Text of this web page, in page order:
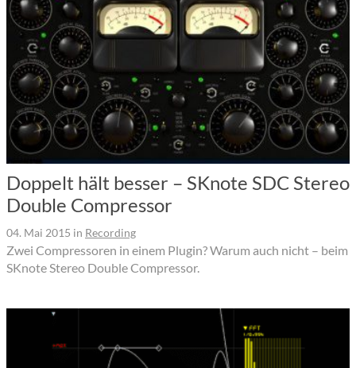
Doppelt hält besser – SKnote SDC Stereo
Double Compressor
04. Mai 2015 in Recording
Zwei Compressoren in einem Plugin? Warum auch nicht – beim
SKnote Stereo Double Compressor.